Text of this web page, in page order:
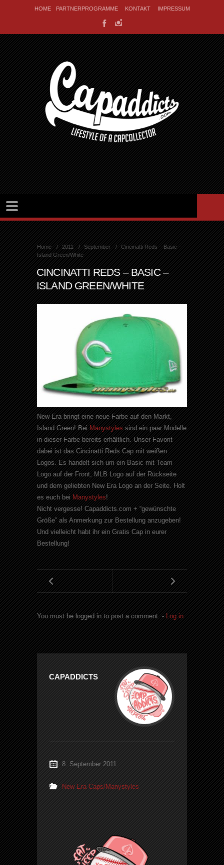
HOME PARTNERPROGRAMME KONTAKT IMPRESSUM
Home 2011 September
Cincinatti Reds – Basic –
Island Green/White
CINCINATTI REDS – BASIC –
ISLAND GREEN/WHITE
New Erabringt eine neue Farbe auf den Markt,
IslandGreen! BeiManystylessind ein paar Modelle
in dieser Farbe bereits erhältlich. Unser Favorit
dabei ist dasCincinatti Reds Capmit weißen
Logos. Es handelt sich um ein Basic mit Team
Logo auf der Front,MLBLogo auf der Rückseite
und dem geliebtenNew EraLogo an der Seite. Holt
es euch beiManystyles!
Nicht vergesse!Capaddicts.com+ “gewünschte
Größe” als Anmerkung zur Bestellung anzugeben!
Und vielleicht habt ihr ein GratisCapin eurer
Bestellung!
You must be logged in to post a comment. -Log in
CAPADDICTS
8. September 2011
New Era Caps/Manystyles